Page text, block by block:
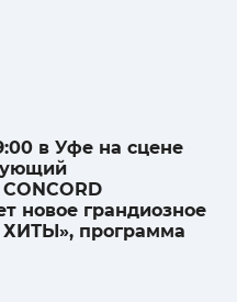
в Уфе на сцене
новое грандиозное
программа